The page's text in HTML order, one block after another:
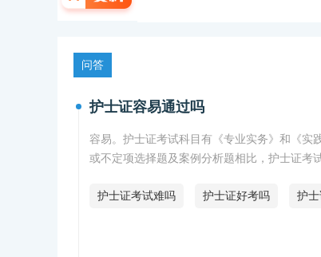
问答
护士证容易通过吗
容易。护士证考试科目有《专业实务》和《实
或不定项选择题及案例分析题相比，护士证考
护士证考试难吗 护士证好考吗 护